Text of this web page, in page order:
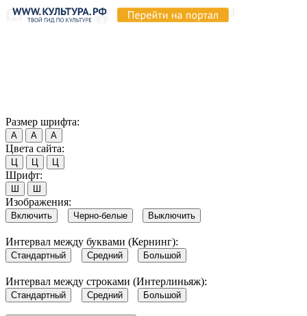
Размер шрифта:
А А А
Цвета сайта:
Ц Ц Ц
Шрифт:
Ш Ш
Изображения:
Включить Черно-белые Выключить
Интервал между буквами (Кернинг):
Стандартный Средний Большой
Интервал между строками (Интерлиньяж):
Стандартный Средний Большой